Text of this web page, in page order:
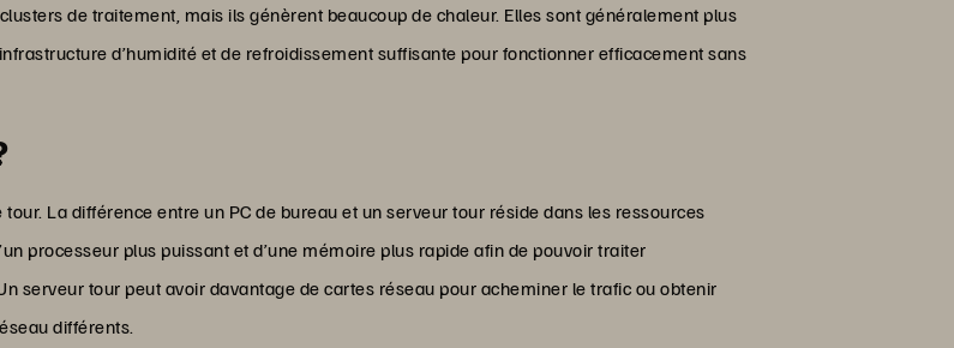
de traitement, mais ils génèrent beaucoup de chaleur. Elles sont généralement plus
d’humidité et de refroidissement suffisante pour fonctionner efficacement sans
La différence entre un PC de bureau et un serveur tour réside dans les ressources
processeur plus puissant et d’une mémoire plus rapide afin de pouvoir traiter
serveur tour peut avoir davantage de cartes réseau pour acheminer le trafic ou obtenir
différents.